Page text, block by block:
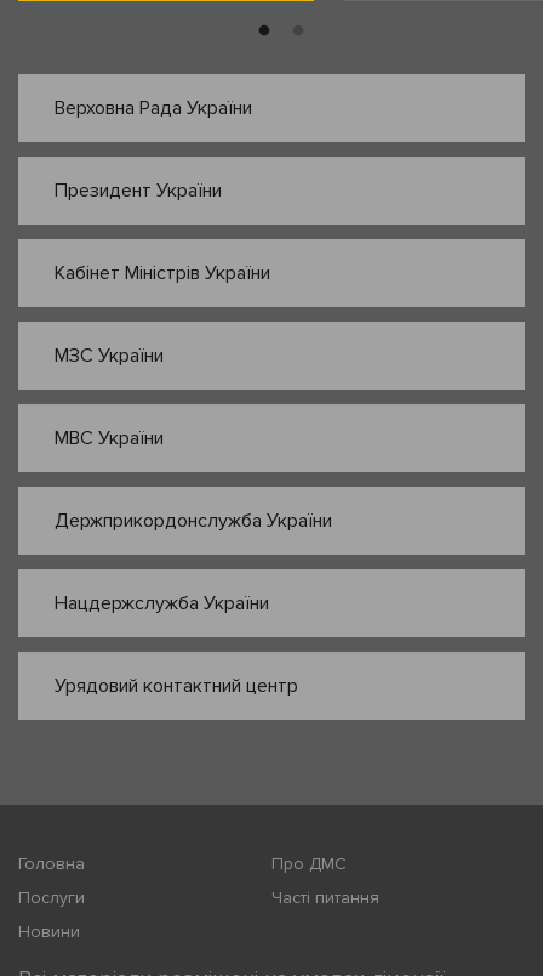
Верховна Рада України
Президент України
Кабінет Міністрів України
МЗС України
МВС України
Держприкордонслужба України
Нацдержслужба України
Урядовий контактний центр
Головна
Про ДМС
Послуги
Часті питання
Новини